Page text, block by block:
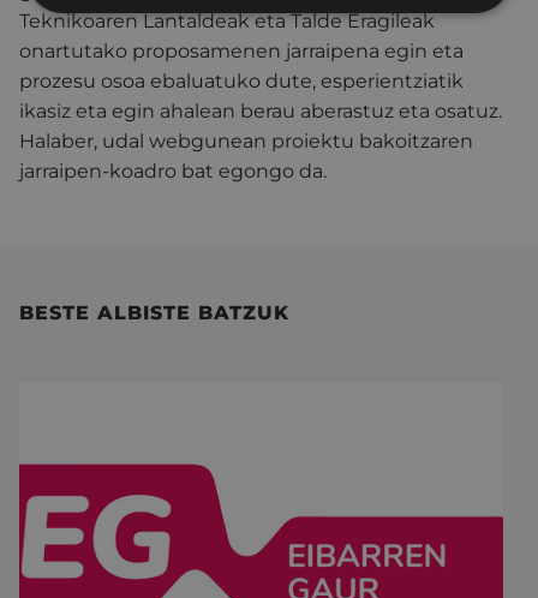
Teknikoaren Lantaldeak eta Talde Eragileak
onartutako proposamenen jarraipena egin eta
prozesu osoa ebaluatuko dute, esperientziatik
ikasiz eta egin ahalean berau aberastuz eta osatuz.
Halaber, udal webgunean proiektu bakoitzaren
jarraipen-koadro bat egongo da.
BESTE ALBISTE BATZUK